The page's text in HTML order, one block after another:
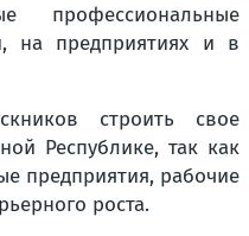
профессиональные
на предприятиях и в
строить свое
Республике, так как
предприятия, рабочие
роста.